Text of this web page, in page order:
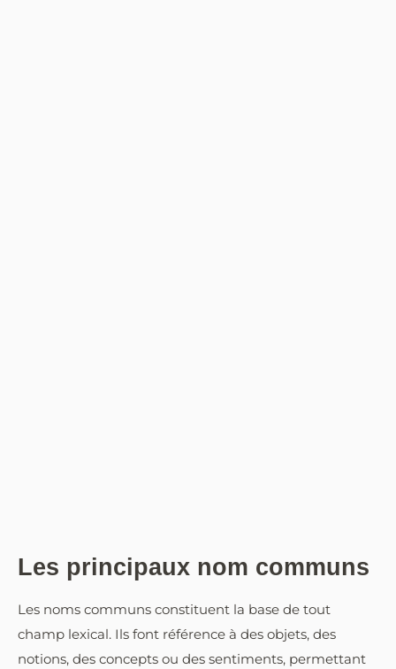
Les principaux nom communs
Les noms communs constituent la base de tout
champ lexical. Ils font référence à des objets, des
notions, des concepts ou des sentiments, permettant